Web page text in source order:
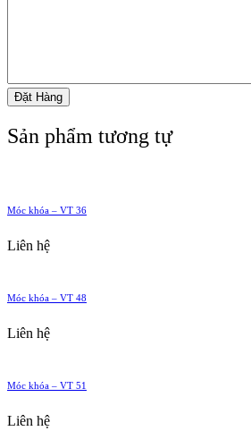
Sản phẩm tương tự
Móc khóa – VT 36
Liên hệ
Móc khóa – VT 48
Liên hệ
Móc khóa – VT 51
Liên hệ